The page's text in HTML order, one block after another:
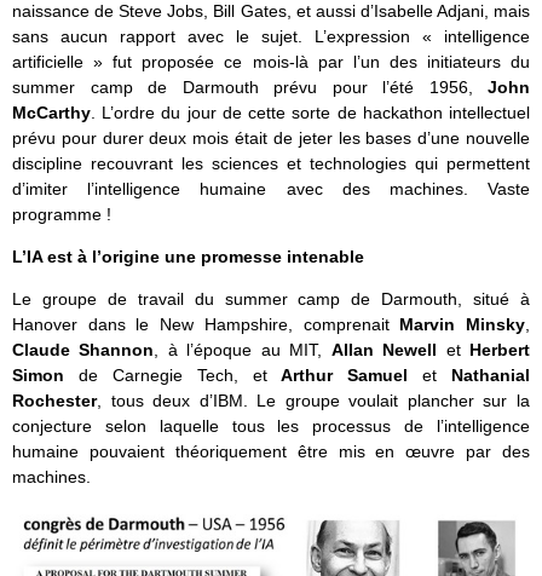
naissance de Steve Jobs, Bill Gates, et aussi d’Isabelle Adjani, mais
sans aucun rapport avec le sujet. L’expression « intelligence
artificielle » fut proposée ce mois-là par l’un des initiateurs du
summer camp de Darmouth prévu pour l’été 1956, John
McCarthy . L’ordre du jour de cette sorte de hackathon intellectuel
prévu pour durer deux mois était de jeter les bases d’une nouvelle
discipline recouvrant les sciences et technologies qui permettent
d’imiter l’intelligence humaine avec des machines. Vaste
programme !
L’IA est à l’origine une promesse intenable
Le groupe de travail du summer camp de Darmouth, situé à
Hanover dans le New Hampshire, comprenait Marvin Minsky,
Claude Shannon, à l’époque au MIT, Allan Newell et Herbert
Simon de Carnegie Tech, etArthur Samuel et Nathanial
Rochester, tous deux d’IBM. Le groupe voulait plancher sur la
conjecture selon laquelle tous les processus de l’intelligence
humaine pouvaient théoriquement être mis en œuvre par des
machines.